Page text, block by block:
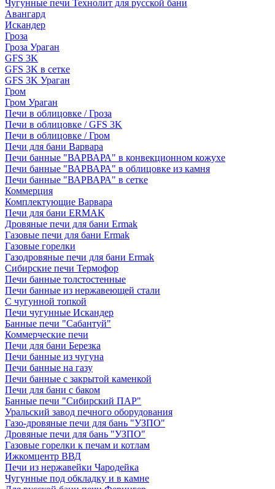
Чугунные печи Технолит для русской бани
Авангард
Искандер
Гроза
Гроза Ураган
GFS 3K
GFS 3K в сетке
GFS 3K Ураган
Гром
Гром Ураган
Печи в облицовке / Гроза
Печи в облицовке / GFS 3K
Печи в облицовке / Гром
Печи для бани Варвара
Печи банные "ВАРВАРА" в конвекционном кожухе
Печи банные "ВАРВАРА" в облицовке из камня
Печи банные "ВАРВАРА" в сетке
Коммерция
Комплектующие Варвара
Печи для бани ERMAK
Дровяные печи для бани Ermak
Газовые печи для бани Ermak
Газовые горелки
Газодровяные печи для бани Ermak
Сибирские печи Термофор
Печи банные толстостенные
Печи банные из нержавеющей стали
С чугунной топкой
Печи чугунные Искандер
Банные печи "Сабантуй"
Коммерческие печи
Печи для бани Березка
Печи банные из чугуна
Печи банные на газу
Печи банные с закрытой каменкой
Печи для бани с баком
Банные печи "Сибирский ПАР"
Уральский завод печного оборудования
Газо-дровяные печи для бань "УЗПО"
Дровяные печи для бань "УЗПО"
Газовые горелки к печам и котлам
Ижкомцентр ВВД
Печи из нержавейки Чародейка
Чугунные под обкладку и в камне